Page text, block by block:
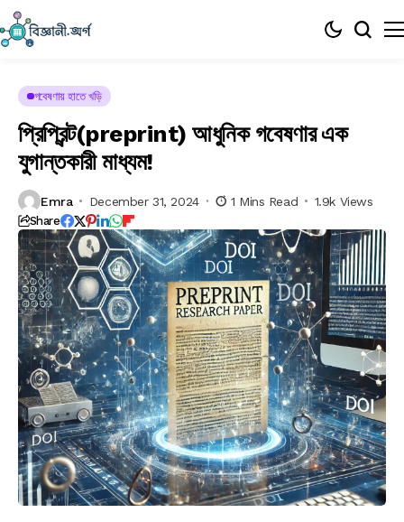
গবেষণায় হাতে খড়ি
প্রিপ্রিন্ট(preprint) আধুনিক গবেষণার এক
যুগান্তকারী মাধ্যম!
Emra December 31, 2024 1 Mins Read 1.9k Views
Share